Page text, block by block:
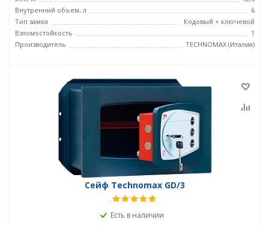
Внутренний объем, л
6
Тип замка
Кодовый + ключевой
Взломостойкость
1
Производитель
TECHNOMAX (Италия)
Сейф Technomax GD/3
Есть в наличии